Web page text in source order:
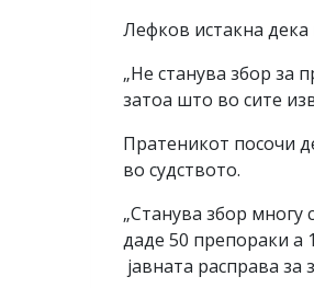
Лефков истакна
„Не станува збор за
затоа што во сите
Пратеникот посочи
во судството.
„Станува збор
даде 50 препораки а
јавната расправа